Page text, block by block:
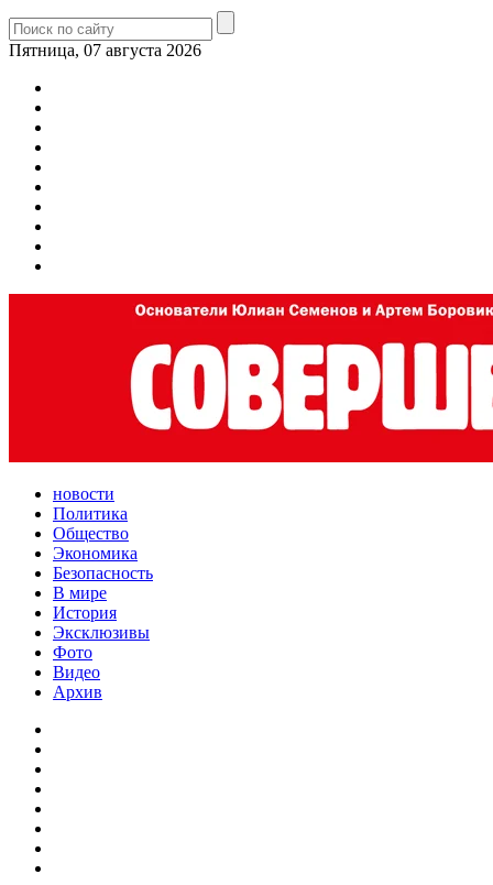
Пятница, 07 августа 2026
новости
Политика
Общество
Экономика
Безопасность
В мире
История
Эксклюзивы
Фото
Видео
Архив